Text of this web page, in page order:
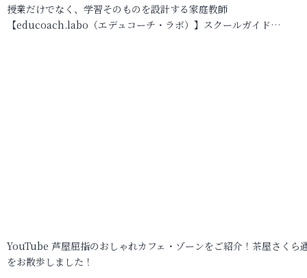
授業だけでなく、学習そのものを設計する家庭教師
【educoach.labo（エデュコーチ・ラボ）】スクールガイド…
YouTube 芦屋屈指のおしゃれカフェ・ゾーンをご紹介！茶屋さくら
をお散歩しました！